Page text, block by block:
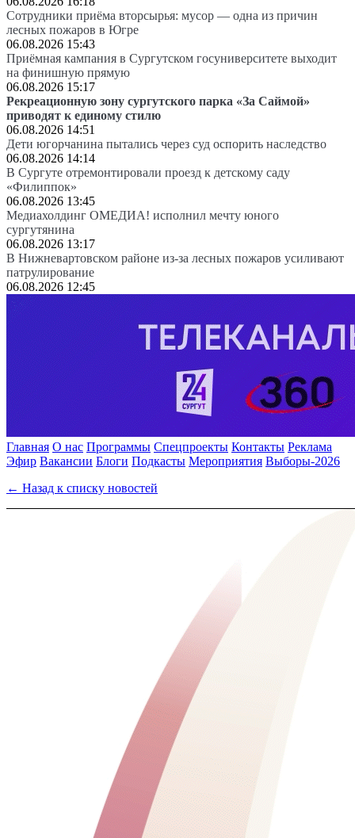
Сотрудники приёма вторсырья: мусор — одна из причин
лесных пожаров в Югре
06.08.2026 15:43
Приёмная кампания в Сургутском госуниверситете выходит
на финишную прямую
06.08.2026 15:17
Рекреационную зону сургутского парка «За Саймой»
приводят к единому стилю
06.08.2026 14:51
Дети югорчанина пытались через суд оспорить наследство
06.08.2026 14:14
В Сургуте отремонтировали проезд к детскому саду
«Филиппок»
06.08.2026 13:45
Медиахолдинг ОМЕДИА! исполнил мечту юного
сургутянина
06.08.2026 13:17
В Нижневартовском районе из-за лесных пожаров усиливают
патрулирование
06.08.2026 12:45
Главная О нас Программы Спецпроекты Контакты Реклама
Эфир Вакансии Блоги Подкасты Мероприятия Выборы-2026
← Назад к списку новостей